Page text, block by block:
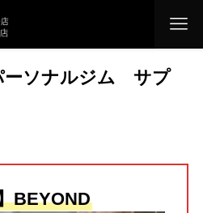
ーソナルジム サプ
BEYOND